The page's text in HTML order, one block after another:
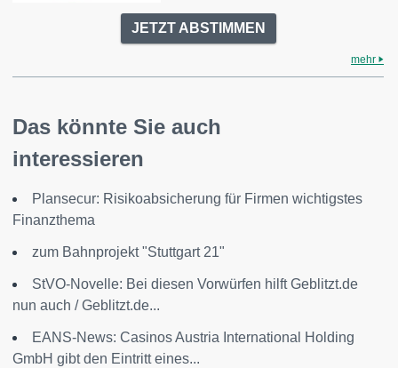
JETZT ABSTIMMEN
mehr
Das könnte Sie auch
interessieren
Plansecur: Risikoabsicherung für Firmen wichtigstes
Finanzthema
zum Bahnprojekt "Stuttgart 21"
StVO-Novelle: Bei diesen Vorwürfen hilft Geblitzt.de
nun auch / Geblitzt.de...
EANS-News: Casinos Austria International Holding
GmbH gibt den Eintritt eines...